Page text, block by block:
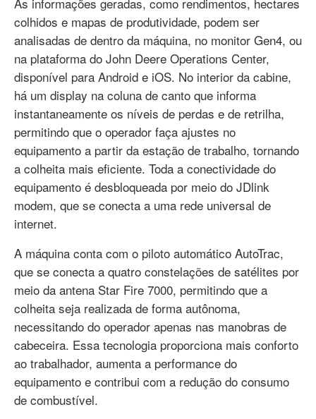
colhidos e mapas de produtividade, podem ser
analisadas de dentro da máquina, no monitor Gen4, ou
na plataforma do John Deere Operations Center,
disponível para Android e iOS. No interior da cabine,
há um display na coluna de canto que informa
instantaneamente os níveis de perdas e de retrilha,
permitindo que o operador faça ajustes no
equipamento a partir da estação de trabalho, tornando
a colheita mais eficiente. Toda a conectividade do
equipamento é desbloqueada por meio do JDlink
modem, que se conecta a uma rede universal de
internet.
A máquina conta com o piloto automático AutoTrac,
que se conecta a quatro constelações de satélites por
meio da antena Star Fire 7000, permitindo que a
colheita seja realizada de forma autônoma,
necessitando do operador apenas nas manobras de
cabeceira. Essa tecnologia proporciona mais conforto
ao trabalhador, aumenta a performance do
equipamento e contribui com a redução do consumo
de combustível.